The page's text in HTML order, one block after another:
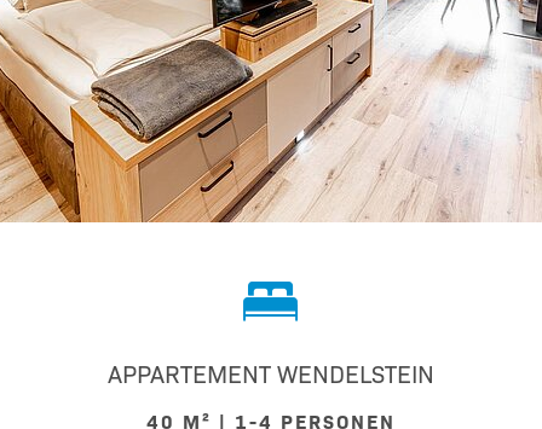
APPARTEMENT WENDELSTEIN
40 M² | 1-4 PERSONEN